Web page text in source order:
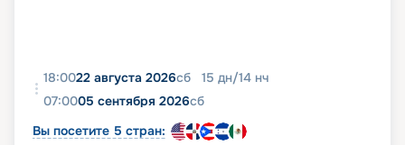
18:0022 августа 2026сб 15 дн/14 нч
07:0005 сентября 2026сб
Вы посетите 5 стран: